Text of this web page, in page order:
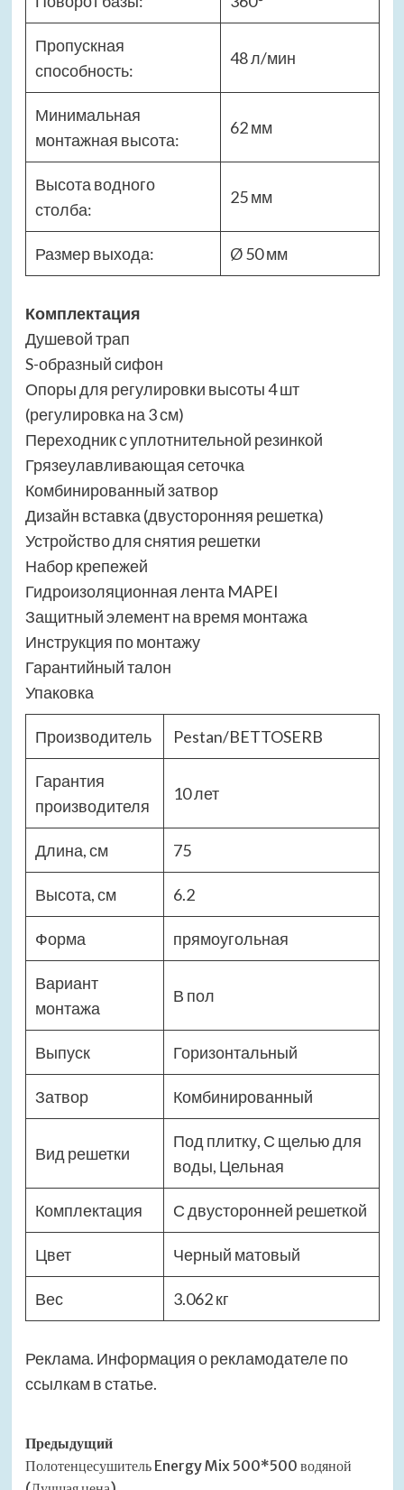
Пропускная
способность:
48 л/мин
Минимальная
монтажная высота:
62 мм
Высота водного
столба:
25 мм
Размер выхода: Ø 50 мм
Комплектация
Душевой трап
S-образный сифон
Опоры для регулировки высоты 4 шт
(регулировка на 3 см)
Переходник с уплотнительной резинкой
Грязеулавливающая сеточка
Комбинированный затвор
Дизайн вставка (двусторонняя решетка)
Устройство для снятия решетки
Набор крепежей
Гидроизоляционная лента MAPEI
Защитный элемент на время монтажа
Инструкция по монтажу
Гарантийный талон
Упаковка
Производитель Pestan/BETTOSERB
Гарантия
производителя
10 лет
Длина, см 75
Высота, см 6.2
Форма прямоугольная
Вариант
монтажа
В пол
Выпуск Горизонтальный
Затвор Комбинированный
Вид решетки
Под плитку, С щелью для
воды, Цельная
Комплектация С двусторонней решеткой
Цвет Черный матовый
Вес 3.062 кг
Реклама. Информация о рекламодателе по
ссылкам в статье.
Навигация
записи
Предыдущий
Полотенцесушитель Energy Mix 500*500 водяной